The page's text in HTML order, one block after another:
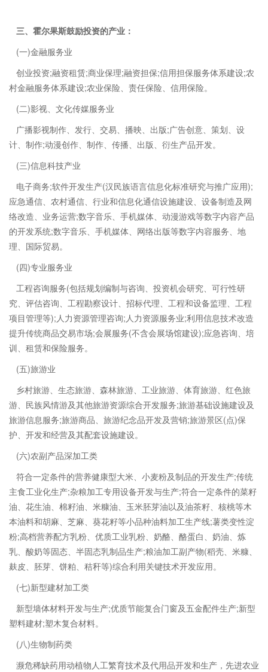
三、霍尔果斯鼓励投资的产业：
(一)金融服务业
创业投资;融资租赁;商业保理;融资担保;信用担保服务体系建设;农
村金融服务体系建设;农业保险、责任保险、信用保险。
(二)影视、文化传媒服务业
广播影视制作、发行、交易、播映、出版;广告创意、策划、设
计、制作;动漫创作、制作、传播、出版、衍生产品开发。
(三)信息科技产业
电子商务;软件开发生产(汉民族语言信息化标准研究与推广应用);
应急通信、农村通信、行业和信息化通信设施建设、设备制造及网
络改造、业务运营;数字音乐、手机媒体、动漫游戏等数字内容产品
的开发系统;数字音乐、手机媒体、网络出版等数字内容服务、地
理、国际贸易。
(四)专业服务业
工程咨询服务(包括规划编制与咨询、投资机会研究、可行性研
究、评估咨询、工程勘察设计、招标代理、工程和设备监理、工程
项目管理等);人力资源管理咨询;人力资源服务业;利用信息技术改造
提升传统商品交易市场;会展服务(不含会展场馆建设);应急咨询、培
训、租赁和保险服务。
(五)旅游业
乡村旅游、生态旅游、森林旅游、工业旅游、体育旅游、红色旅
游、民族风情游及其他旅游资源综合开发服务;旅游基础设施建设及
旅游信息服务;旅游商品、旅游纪念品开发及营销;旅游景区(点)保
护、开发和经营及其配套设施建设。
(六)农副产品深加工类
符合一定条件的营养健康型大米、小麦粉及制品的开发生产;传统
主食工业化生产;杂粮加工专用设备开发与生产;符合一定条件的菜籽
油、花生油、棉籽油、米糠油、玉米胚芽油以及油茶籽、核桃等木
本油料和胡麻、芝麻、葵花籽等小品种油料加工生产线;薯类变性淀
粉;高档营养配方乳粉、优质工业乳粉、奶酪、酪蛋白、奶油、炼
乳、酸奶等固态、半固态乳制品生产;粮油加工副产物(稻壳、米糠、
麸皮、胚芽、饼粕、秸秆等)综合利用关键技术开发应用。
(七)新型建材加工类
新型墙体材料开发与生产;优质节能复合门窗及五金配件生产;新型
塑料建材;塑木复合材料。
(八)生物制药类
濒危稀缺药用动植物人工繁育技术及代用品开发和生产，先进农业